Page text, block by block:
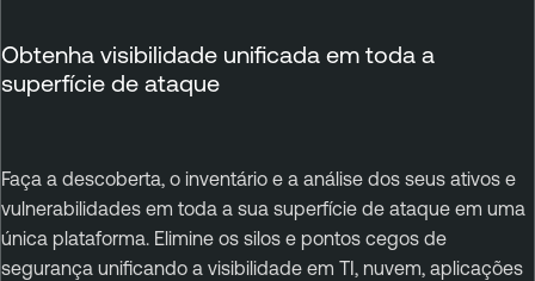
Obtenha visibilidade unificada em toda a
superfície de ataque
Faça a descoberta, o inventário e a análise dos seus ativos e
vulnerabilidades em toda a sua superfície de ataque em uma
única plataforma. Elimine os silos e pontos cegos de
segurança unificando a visibilidade em TI, nuvem, aplicações